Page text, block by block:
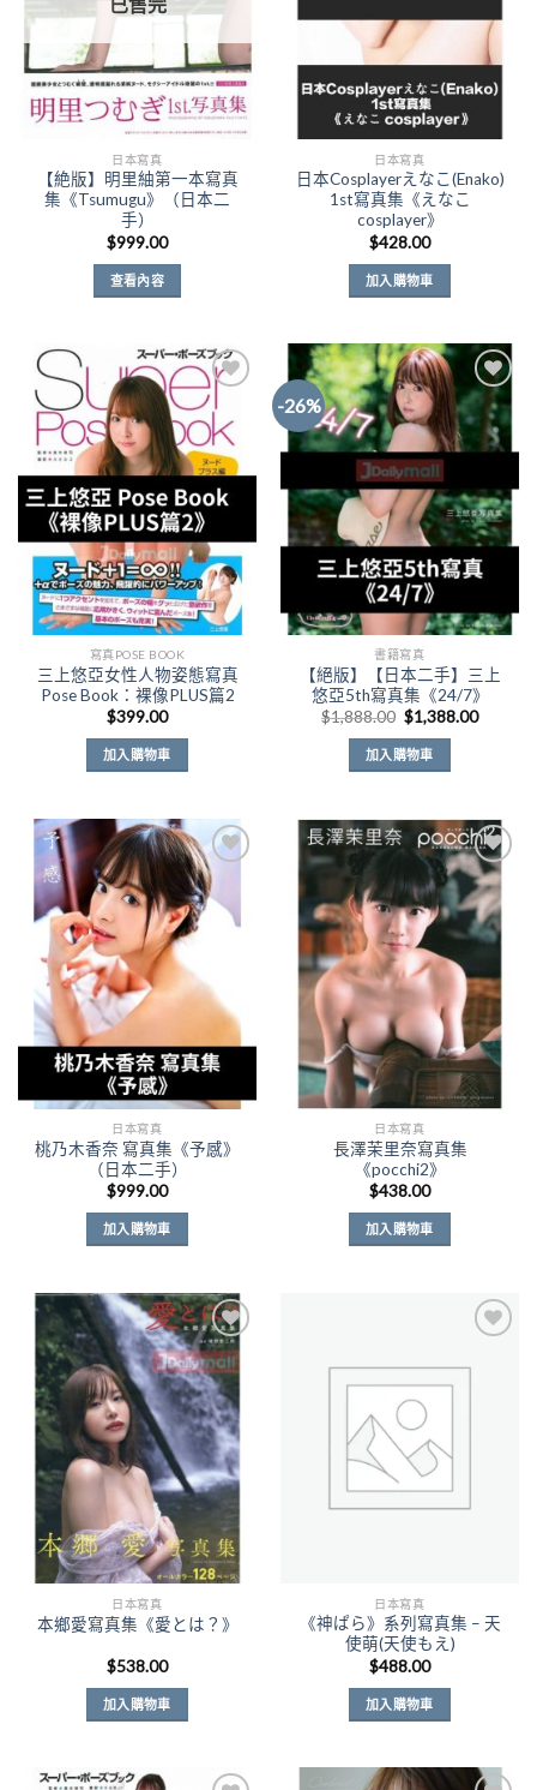
日本寫真
【絶版】明里紬第一本寫真
集《Tsumugu》（日本二
手）
$999.00
查看內容
日本寫真
日本Cosplayerえなこ(Enako)
1st寫真集《えなこ
cosplayer》
$428.00
加入購物車
Add to
Wishlist
寫真POSE BOOK
三上悠亞女性人物姿態寫真
Pose Book：裸像PLUS篇2
$399.00
加入購物車
-26%
Add to
書籍寫真
【絕版】【日本二手】三上
悠亞5th寫真集《24/7》
$1,888.00 原
始
價
格：
$1,888.00。
$1,388.00目
加入購物車
Add to
Wishlist
日本寫真
桃乃木香奈 寫真集《予感》
（日本二手）
$999.00
加入購物車
Add to
Wishlist
日本寫真
長澤茉里奈寫真集
《pocchi2》
$438.00
加入購物車
Add to
Wishlist
日本寫真
本鄉愛寫真集《愛とは？》
$538.00
加入購物車
日本寫真
《神ぱら》系列寫真集 – 天
使萌(天使もえ)
$488.00
加入購物車